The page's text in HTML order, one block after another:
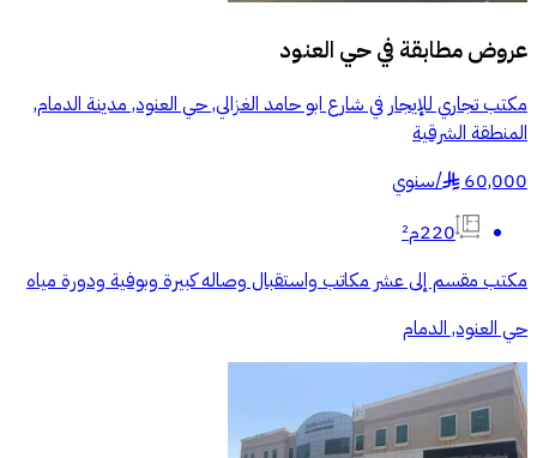
عروض مطابقة فيحي العنود
مكتب تجاري للإيجار في شارع ابو حامد الغزالي, حي العنود, مدينة الدمام,
المنطقة الشرقية
60,000
§
/سنوي
220م²
مكتب مقسم إلى عشر مكاتب واستقبال وصاله كبيرة وبوفية ودورة مياه
حي العنود, الدمام